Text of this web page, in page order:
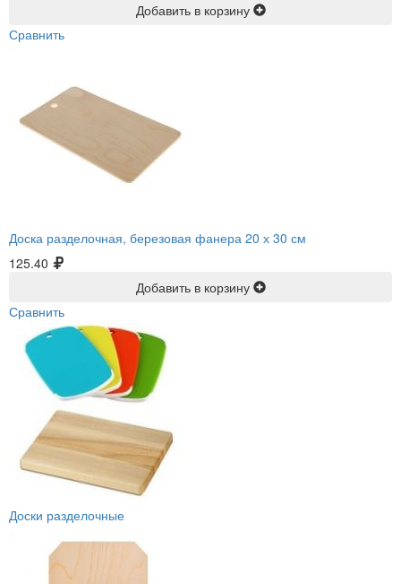
Добавить в корзину
Сравнить
Доска разделочная, березовая фанера 20 х 30 см
125.40
Добавить в корзину
Сравнить
Доски разделочные